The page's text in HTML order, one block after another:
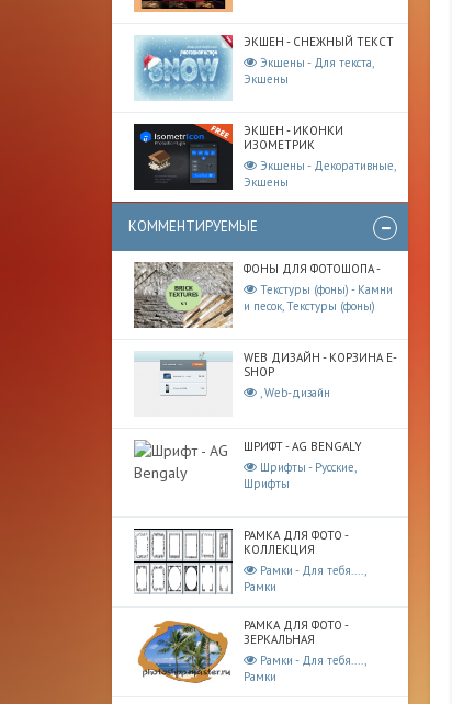
ЭКШЕН - СНЕЖНЫЙ ТЕКСТ
Экшены - Для текста,
Экшены
ЭКШЕН - ИКОНКИ
ИЗОМЕТРИК
Экшены - Декоративные,
Экшены
КОММЕНТИРУЕМЫЕ
ФОНЫ ДЛЯ ФОТОШОПА -
Текстуры (фоны) - Камни
и песок, Текстуры (фоны)
WEB ДИЗАЙН - КОРЗИНА E-
SHOP
, Web-дизайн
ШРИФТ - AG BENGALY
Шрифты - Русские,
Шрифты
РАМКА ДЛЯ ФОТО -
КОЛЛЕКЦИЯ
Рамки - Для тебя....,
Рамки
РАМКА ДЛЯ ФОТО -
ЗЕРКАЛЬНАЯ
Рамки - Для тебя....,
Рамки